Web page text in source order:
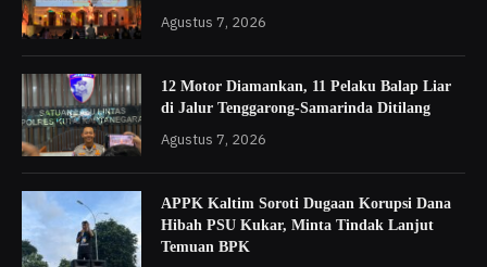
Agustus 7, 2026
12 Motor Diamankan, 11 Pelaku Balap Liar
di Jalur Tenggarong-Samarinda Ditilang
Agustus 7, 2026
APPK Kaltim Soroti Dugaan Korupsi Dana
Hibah PSU Kukar, Minta Tindak Lanjut
Temuan BPK